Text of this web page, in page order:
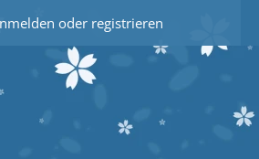
oder registrieren